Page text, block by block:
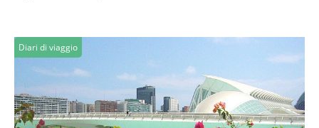
Diari di viaggio